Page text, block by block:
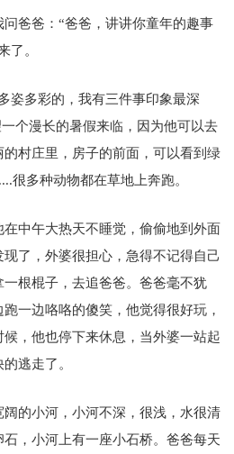
爸爸：“爸爸，讲讲你童年的趣事
了。
姿多彩的，我有三件事印象最深
个漫长的暑假来临，因为他可以去
村庄里，房子的前面，可以看到绿
很多种动物都在草地上奔跑。
中午大热天不睡觉，偷偷地到外面
了，外婆很担心，急得不记得自己
根棍子，去追爸爸。爸爸毫不犹
一边咯咯的傻笑，他觉得很好玩，
，他也停下来休息，当外婆一站起
逃走了。
的小河，小河不深，很浅，水很清
，小河上有一座小石桥。爸爸每天